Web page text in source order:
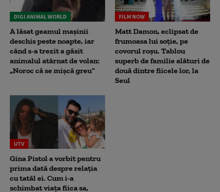
DIGI ANIMAL WORLD
A lăsat geamul mașinii
deschis peste noapte, iar
când s-a trezit a găsit
animalul atârnat de volan:
„Noroc că se mișcă greu”
FILM NOW
Matt Damon, eclipsat de
frumoasa lui soție, pe
covorul roșu. Tablou
superb de familie alături de
două dintre fiicele lor, la
Seul
UTV
Gina Pistol a vorbit pentru
prima dată despre relația
cu tatăl ei. Cum i-a
schimbat viața fiica sa,